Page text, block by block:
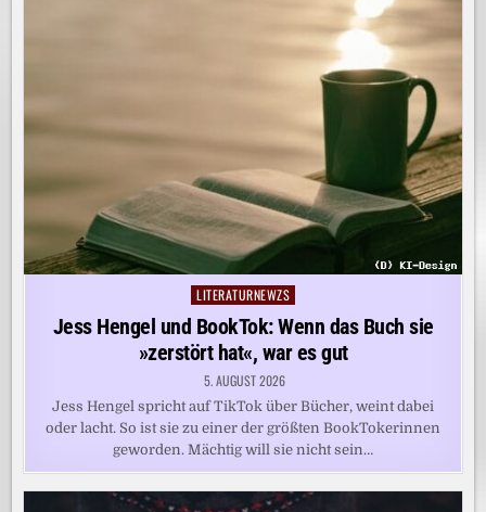
Posted
in
LITERATURNEWZS
Jess Hengel und BookTok: Wenn das Buch sie
»zerstört hat«, war es gut
5. AUGUST 2026
Jess Hengel spricht auf TikTok über Bücher, weint dabei
oder lacht. So ist sie zu einer der größten BookTokerinnen
geworden. Mächtig will sie nicht sein…